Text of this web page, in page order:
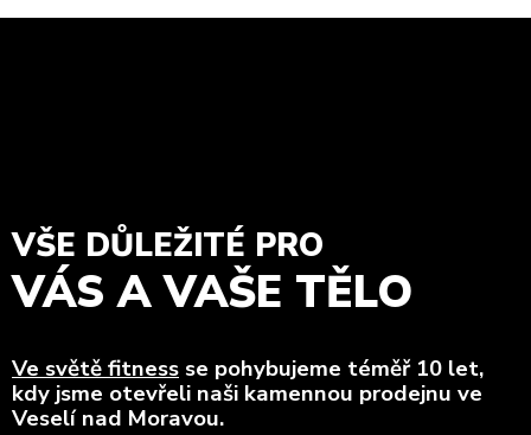
VŠE DŮLEŽITÉ PRO
VÁS A VAŠE TĚLO
Ve světě fitness se pohybujeme téměř 10 let,
kdy jsme otevřeli naši kamennou prodejnu ve
Veselí nad Moravou.